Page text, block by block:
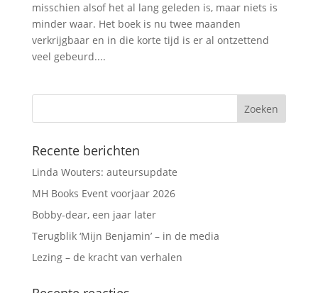
misschien alsof het al lang geleden is, maar niets is
minder waar. Het boek is nu twee maanden
verkrijgbaar en in die korte tijd is er al ontzettend
veel gebeurd....
Recente berichten
Linda Wouters: auteursupdate
MH Books Event voorjaar 2026
Bobby-dear, een jaar later
Terugblik ‘Mijn Benjamin’ – in de media
Lezing – de kracht van verhalen